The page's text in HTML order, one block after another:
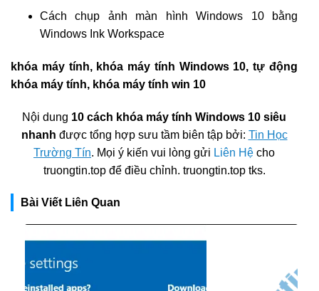
Cách chụp ảnh màn hình Windows 10 bằng
Windows Ink Workspace
khóa máy tính, khóa máy tính Windows 10, tự động
khóa máy tính, khóa máy tính win 10
Nội dung 10 cách khóa máy tính Windows 10 siêu
nhanh được tổng hợp sưu tầm biên tập bởi: Tin Học
Trường Tín. Mọi ý kiến vui lòng gửi Liên Hệ cho
truongtin.top để điều chỉnh. truongtin.top tks.
Bài Viết Liên Quan